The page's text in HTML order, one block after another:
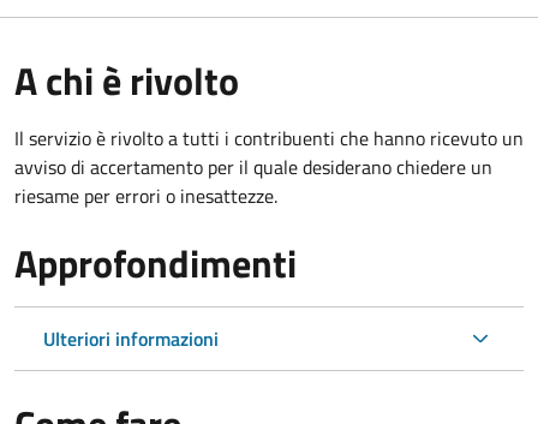
A chi è rivolto
Il servizio è rivolto a tutti i contribuenti che hanno ricevuto un
avviso di accertamento per il quale desiderano chiedere un
riesame per errori o inesattezze.
Approfondimenti
Ulteriori informazioni